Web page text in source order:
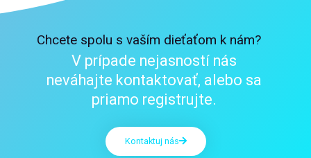
Chcete spolu s vaším dieťaťom k nám?
V prípade nejasností nás
neváhajte kontaktovať, alebo sa
priamo registrujte.
Kontaktuj nás